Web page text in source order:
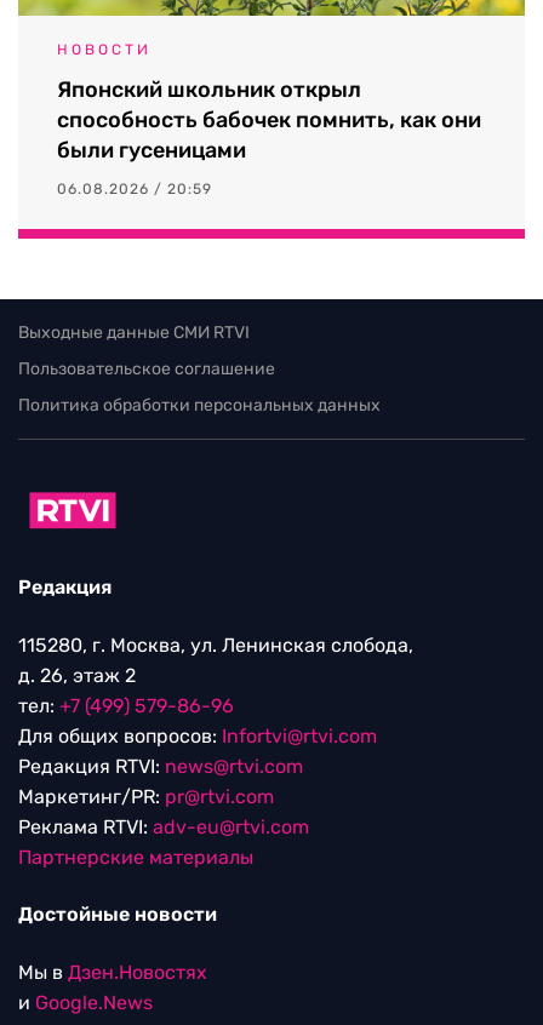
НОВОСТИ
Японский школьник открыл
способность бабочек помнить, как они
были гусеницами
06.08.2026 / 20:59
Выходные данные СМИ RTVI
Пользовательское соглашение
Политика обработки персональных данных
Редакция
115280, г. Москва, ул. Ленинская слобода,
д. 26, этаж 2
тел: +7 (499) 579-86-96
Для общих вопросов: Infortvi@rtvi.com
Редакция RTVI: news@rtvi.com
Маркетинг/PR: pr@rtvi.com
Реклама RTVI: adv-eu@rtvi.com
Партнерские материалы
Достойные новости
Мы в Дзен.Новостях
и Google.News